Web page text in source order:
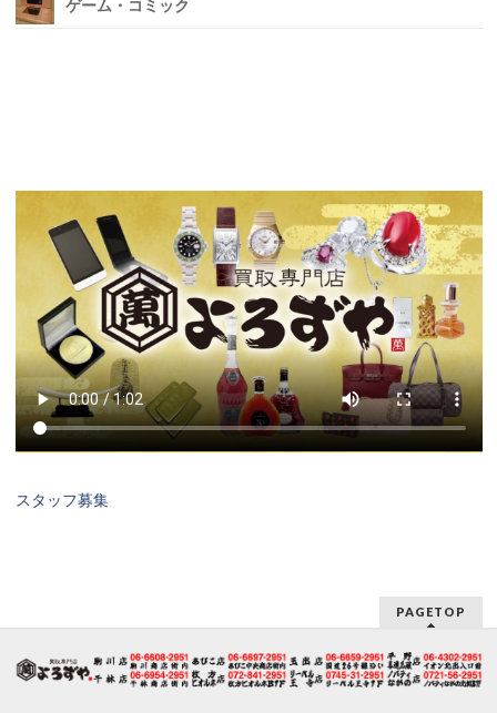
ゲーム・コミック
スタッフ募集
PAGETOP